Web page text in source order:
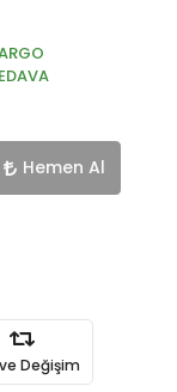
Hemen Al
Değişim